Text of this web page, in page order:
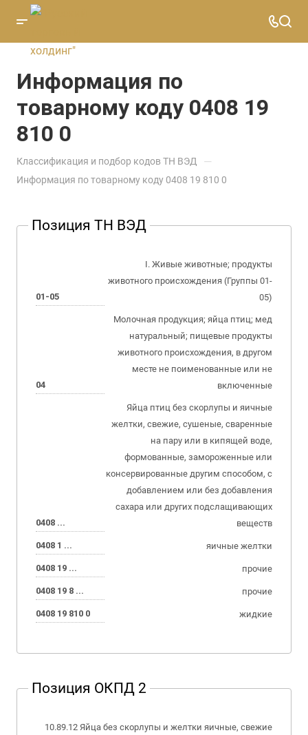
Информация по
товарному коду 0408 19
810 0
Классификация и подбор кодов ТН ВЭД —
Информация по товарному коду 0408 19 810 0
Позиция ТН ВЭД
01-05
I. Живые животные; продукты
животного происхождения (Группы 01-
05)
04
Молочная продукция; яйца птиц; мед
натуральный; пищевые продукты
животного происхождения, в другом
месте не поименованные или не
включенные
0408 ...
Яйца птиц без скорлупы и яичные
желтки, свежие, сушеные, сваренные
на пару или в кипящей воде,
формованные, замороженные или
консервированные другим способом, с
добавлением или без добавления
сахара или других подслащивающих
веществ
0408 1 ... яичные желтки
0408 19 ... прочие
0408 19 8 ... прочие
0408 19 810 0 жидкие
Позиция ОКПД 2
10.89.12 Яйца без скорлупы и желтки яичные, свежие